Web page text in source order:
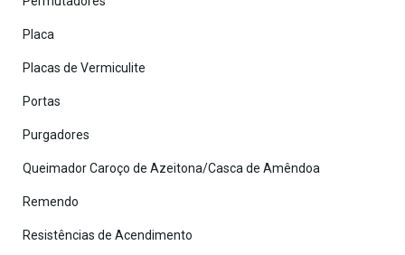
Placa
Placas de Vermiculite
Portas
Purgadores
Queimador Caroço de Azeitona/Casca de Amêndoa
Remendo
Resistências de Acendimento